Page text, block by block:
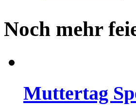
Noch mehr
Muttertag